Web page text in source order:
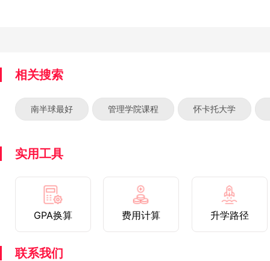
相关搜索
南半球最好 管理学院课程 怀卡托大学
实用工具
GPA换算 费用计算 升学路径
联系我们